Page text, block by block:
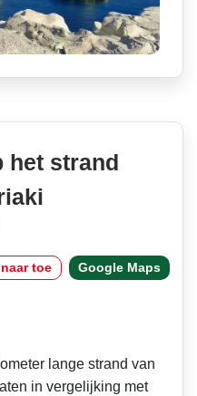
het strand
toe Google Maps
lange strand van
in vergelijking met